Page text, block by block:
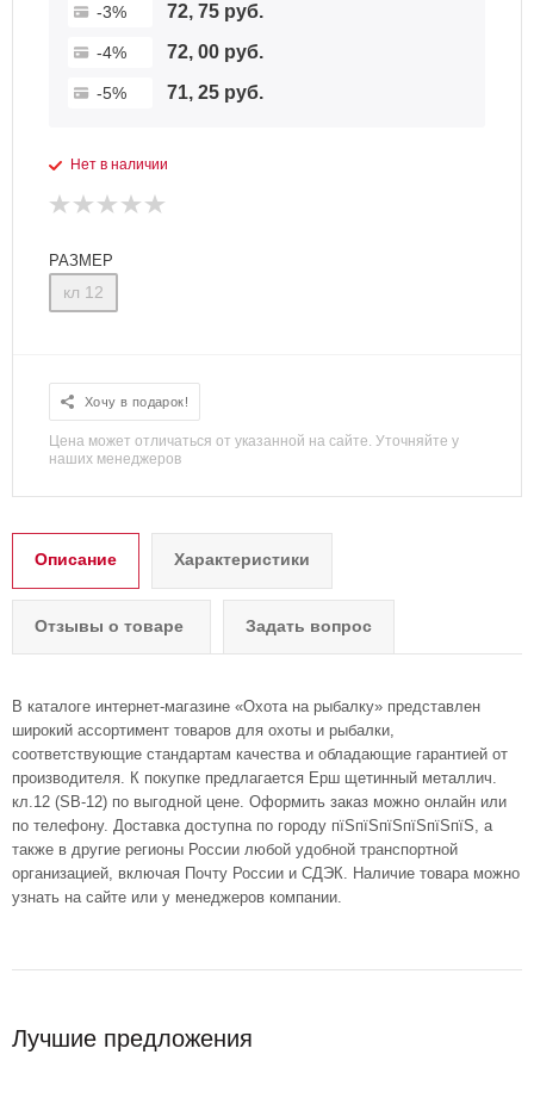
-3% 72, 75 руб.
-4% 72, 00 руб.
-5% 71, 25 руб.
Нет в наличии
РАЗМЕР
кл 12
Хочу в подарок!
Цена может отличаться от указанной на сайте. Уточняйте у
наших менеджеров
Описание Характеристики
Отзывы о товаре Задать вопрос
В каталоге интернет-магазине «Охота на рыбалку» представлен
широкий ассортимент товаров для охоты и рыбалки,
соответствующие стандартам качества и обладающие гарантией от
производителя. К покупке предлагается Ерш щетинный металлич.
кл.12 (SB-12) по выгодной цене. Оформить заказ можно онлайн или
по телефону. Доставка доступна по городу пїЅпїЅпїЅпїЅпїЅпїЅ, а
также в другие регионы России любой удобной транспортной
организацией, включая Почту России и СДЭК. Наличие товара можно
узнать на сайте или у менеджеров компании.
Лучшие предложения